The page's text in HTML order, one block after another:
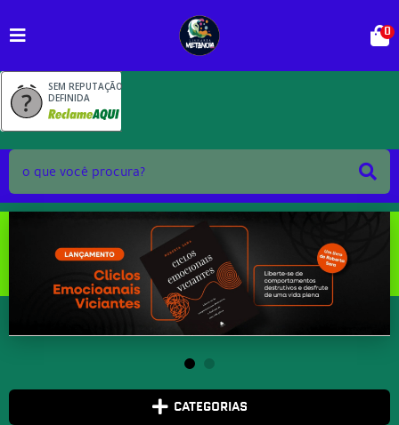
SEM REPUTAÇÃO
DEFINIDA
0
CATEGORIAS